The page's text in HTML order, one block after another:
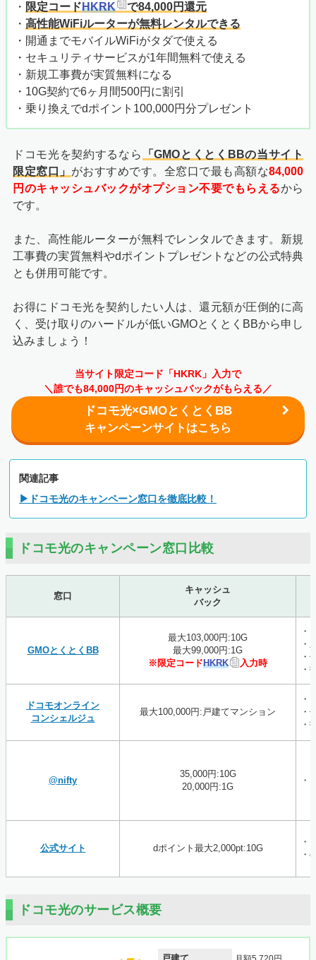
・ 限定コードHKRK
で84,000円還元
・ 高性能WiFiルーターが無料レンタルできる
・開通までモバイルWiFiがタダで使える
・セキュリティサービスが1年間無料で使える
・新規工事費が実質無料になる
・10G契約で6ヶ月間500円に割引
・乗り換えでdポイント100,000円分プレゼント
ドコモ光を契約するなら
「GMOとくとくBBの当サイト
限定窓口」 がおすすめです。全窓口で最も高額な84,000
円のキャッシュバックがオプション不要でもらえるから
です。
また、高性能ルーターが無料でレンタルできます。新規
工事費の実質無料やdポイントプレゼントなどの公式特典
とも併用可能です。
お得にドコモ光を契約したい人は、還元額が圧倒的に高
く、受け取りのハードルが低いGMOとくとくBBから申し
込みましょう！
当サイト限定コード「HKRK」入力で
＼誰でも84,000円のキャッシュバックがもらえる／
ドコモ光×GMOとくとくBB
キャンペーンサイトはこちら
関連記事
▶ドコモ光のキャンペーン窓口を徹底比較！
ドコモ光のキャンペーン窓口比較
窓口
キャッシュ
バック
GMOとくとくBB
最大103,000円:10G
最大99,000円:1G
※限定コードHKRK 入力時
・
・
・
・
ドコモオンライン
コンシェルジュ
最大100,000円:戸建てマンション
・
・
・
@nifty
35,000円:10G
20,000円:1G
・
公式サイト dポイント最大2,000pt:10G
・
・
ドコモ光のサービス概要